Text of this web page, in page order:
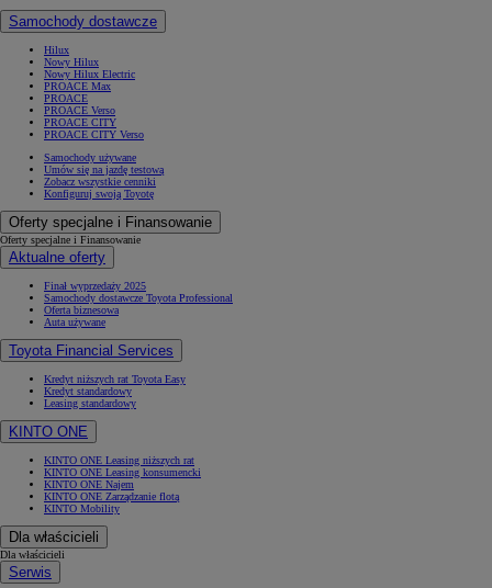
Samochody dostawcze
Hilux
Nowy Hilux
Nowy Hilux Electric
PROACE Max
PROACE
PROACE Verso
PROACE CITY
PROACE CITY Verso
Samochody używane
Umów się na jazdę testową
Zobacz wszystkie cenniki
Konfiguruj swoją Toyotę
Oferty specjalne i Finansowanie
Oferty specjalne i Finansowanie
Aktualne oferty
Finał wyprzedaży 2025
Samochody dostawcze Toyota Professional
Oferta biznesowa
Auta używane
Toyota Financial Services
Kredyt niższych rat Toyota Easy
Kredyt standardowy
Leasing standardowy
KINTO ONE
KINTO ONE Leasing niższych rat
KINTO ONE Leasing konsumencki
KINTO ONE Najem
KINTO ONE Zarządzanie flotą
KINTO Mobility
Dla właścicieli
Dla właścicieli
Serwis